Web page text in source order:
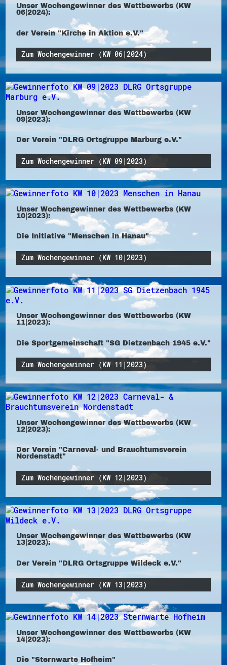
Unser Wochengewinner des Wettbewerbs (KW
06|2024):
der Verein "Kirche in Aktion e.V."
Zum Wochengewinner (KW 06|2024)
Unser Wochengewinner des Wettbewerbs (KW
09|2023):
Der Verein "DLRG Ortsgruppe Marburg e.V."
Zum Wochengewinner (KW 09|2023)
Unser Wochengewinner des Wettbewerbs (KW
10|2023):
Die Initiative "Menschen in Hanau"
Zum Wochengewinner (KW 10|2023)
Unser Wochengewinner des Wettbewerbs (KW
11|2023):
Die Sportgemeinschaft "SG Dietzenbach 1945 e.V."
Zum Wochengewinner (KW 11|2023)
Unser Wochengewinner des Wettbewerbs (KW
12|2023):
Der Verein "Carneval- und Brauchtumsverein
Nordenstadt"
Zum Wochengewinner (KW 12|2023)
Unser Wochengewinner des Wettbewerbs (KW
13|2023):
Der Verein "DLRG Ortsgruppe Wildeck e.V."
Zum Wochengewinner (KW 13|2023)
Unser Wochengewinner des Wettbewerbs (KW
14|2023):
Die "Sternwarte Hofheim"